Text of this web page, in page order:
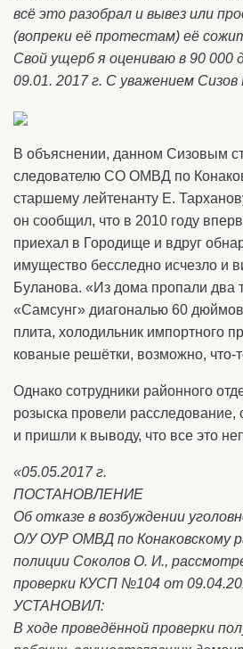
всё это разобрал и вывез или
(вопреки её протестам) её
Свой ущерб я оцениваю в 90 000
09.01. 2017 г. С уважением Сизов
В объяснении, данном Сизовым
следователю СО ОМВД по
старшему лейтенанту Е.
он сообщил, что в 2010 году
приехал в Городище и вдруг
имущество бесследно исчезло и
Буланова. «Из дома пропали два
«Самсунг» диагональю 60
плита, холодильник импортного
кованые решётки, возможно,
Однако сотрудники районного
розыска провели расследование,
и пришли к выводу, что все это
«05.05.2017 г.
ПОСТАНОВЛЕНИЕ
Об отказе в возбуждении
О/У ОУР ОМВД по Конаковскому
полиции Соколов О. И.,
проверки КУСП №104 от
УСТАНОВИЛ:
В ходе проведённой проверки